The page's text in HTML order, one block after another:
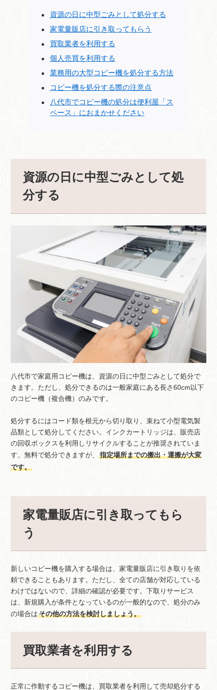
資源の日に中型ごみとして処分する
家電量販店に引き取ってもらう
買取業者を利用する
個人売買を利用する
業務用の大型コピー機を処分する方法
コピー機を処分する際の注意点
八代市でコピー機の処分は便利屋「ス
ペース」におまかせください
資源の日に中型ごみとして処
分する
八代市で家庭用コピー機は、資源の日に中型ごみとして処分で
きます。ただし、処分できるのは一般家庭にある長さ60cm以下
のコピー機（複合機）のみです。
処分するにはコード類を根元から切り取り、束ねて小型電気製
品類として処分してください。インクカートリッジは、販売店
の回収ボックスを利用しリサイクルすることが推奨されていま
す。無料で処分できますが、指定場所までの搬出・運搬が大変
です。
家電量販店に引き取ってもら
う
新しいコピー機を購入する場合は、家電量販店に引き取りを依
頼できることもあります。ただし、全ての店舗が対応している
わけではないので、詳細の確認が必要です。下取りサービス
は、新規購入が条件となっているのが一般的なので、処分のみ
の場合はその他の方法を検討しましょう。
買取業者を利用する
正常に作動するコピー機は、買取業者を利用して売却処分する